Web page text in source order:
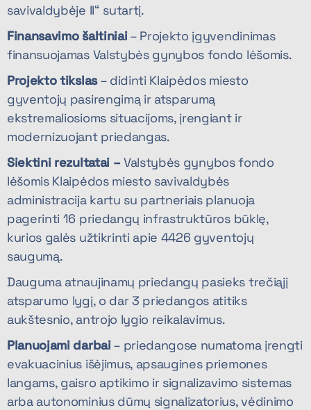
savivaldybėje II“ sutartį.
Finansavimo šaltiniai– Projekto įgyvendinimas
finansuojamas Valstybės gynybos fondo lėšomis.
Projekto tikslas– didinti Klaipėdos miesto
gyventojų pasirengimą ir atsparumą
ekstremaliosioms situacijoms, įrengiant ir
modernizuojant priedangas.
Siektini rezultatai– Valstybės gynybos fondo
lėšomis Klaipėdos miesto savivaldybės
administracija kartu su partneriais planuoja
pagerinti 16 priedangų infrastruktūros būklę,
kurios galės užtikrinti apie 4426 gyventojų
saugumą.
Dauguma atnaujinamų priedangų pasieks trečiąjį
atsparumo lygį, o dar 3 priedangos atitiks
aukštesnio, antrojo lygio reikalavimus.
Planuojami darbai– priedangose numatoma įrengti
evakuacinius išėjimus, apsaugines priemones
langams, gaisro aptikimo ir signalizavimo sistemas
arba autonominius dūmų signalizatorius, vėdinimo